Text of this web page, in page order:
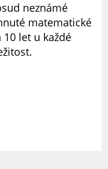
neznámé
matematické
let u každé